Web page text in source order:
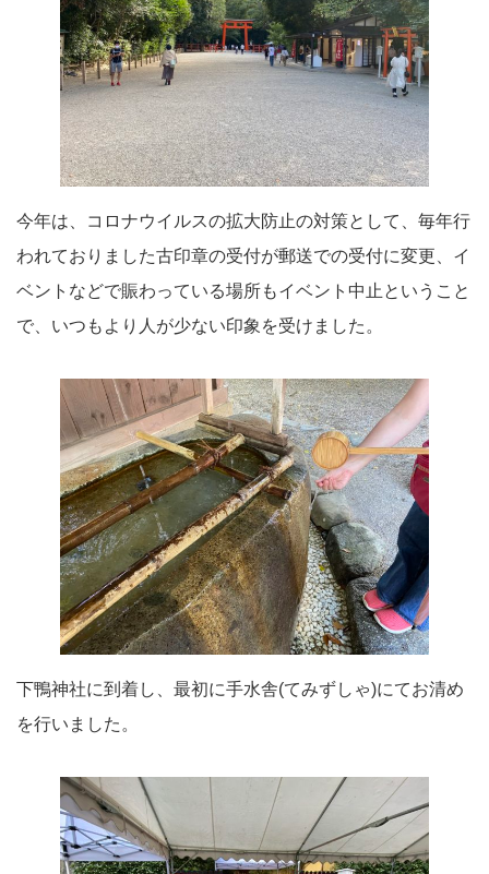
今年は、コロナウイルスの拡大防止の対策として、毎年行
われておりました古印章の受付が郵送での受付に変更、イ
ベントなどで賑わっている場所もイベント中止ということ
で、いつもより人が少ない印象を受けました。
下鴨神社に到着し、最初に手水舎(てみずしゃ)にてお清め
を行いました。